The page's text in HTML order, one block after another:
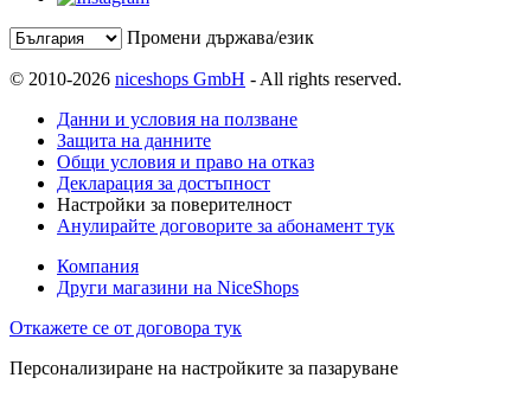
Промени държава/език
© 2010-2026 niceshops GmbH - All rights reserved.
Данни и условия на ползване
Защита на данните
Общи условия и право на отказ
Декларация за достъпност
Настройки за поверителност
Анулирайте договорите за абонамент тук
Компания
Други магазини на NiceShops
Откажете се от договора тук
Персонализиране на настройките за пазаруване